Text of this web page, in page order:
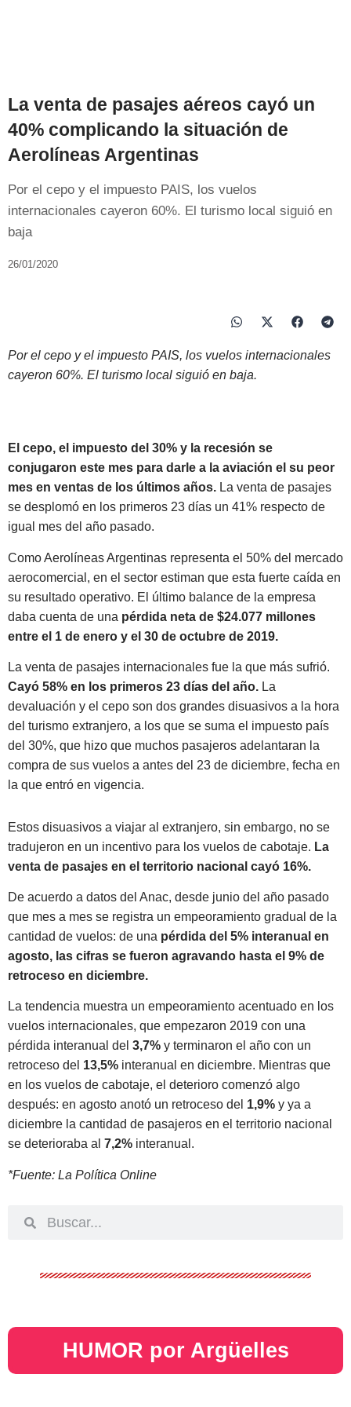
La venta de pasajes aéreos cayó un
40% complicando la situación de
Aerolíneas Argentinas
Por el cepo y el impuesto PAIS, los vuelos
internacionales cayeron 60%. El turismo local siguió en
baja
26/01/2020
Por el cepo y el impuesto PAIS, los vuelos internacionales
cayeron 60%. El turismo local siguió en baja.
El cepo, el impuesto del 30% y la recesión se
conjugaron este mes para darle a la aviación el su peor
mes en ventas de los últimos años. La venta de pasajes
se desplomó en los primeros 23 días un 41% respecto de
igual mes del año pasado.
Como Aerolíneas Argentinas representa el 50% del mercado
aerocomercial, en el sector estiman que esta fuerte caída en
su resultado operativo. El último balance de la empresa
daba cuenta de una pérdida neta de $24.077 millones
entre el 1 de enero y el 30 de octubre de 2019.
La venta de pasajes internacionales fue la que más sufrió.
Cayó 58% en los primeros 23 días del año. La
devaluación y el cepo son dos grandes disuasivos a la hora
del turismo extranjero, a los que se suma el impuesto país
del 30%, que hizo que muchos pasajeros adelantaran la
compra de sus vuelos a antes del 23 de diciembre, fecha en
la que entró en vigencia.
Estos disuasivos a viajar al extranjero, sin embargo, no se
tradujeron en un incentivo para los vuelos de cabotaje. La
venta de pasajes en el territorio nacional cayó 16%.
De acuerdo a datos del Anac, desde junio del año pasado
que mes a mes se registra un empeoramiento gradual de la
cantidad de vuelos: de una pérdida del 5% interanual en
agosto, las cifras se fueron agravando hasta el 9% de
retroceso en diciembre.
La tendencia muestra un empeoramiento acentuado en los
vuelos internacionales, que empezaron 2019 con una
pérdida interanual del 3,7% y terminaron el año con un
retroceso del 13,5% interanual en diciembre. Mientras que
en los vuelos de cabotaje, el deterioro comenzó algo
después: en agosto anotó un retroceso del 1,9% y ya a
diciembre la cantidad de pasajeros en el territorio nacional
se deterioraba al 7,2% interanual.
*Fuente: La Política Online
HUMOR por Argüelles​